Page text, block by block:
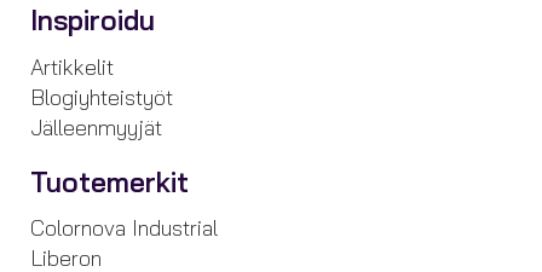
Inspiroidu
Artikkelit
Blogiyhteistyöt
Jälleenmyyjät
Tuotemerkit
Colornova Industrial
Liberon